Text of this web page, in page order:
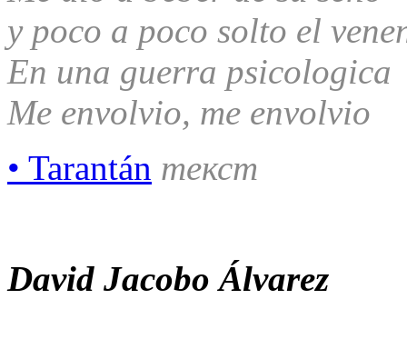
y poco a poco solto el
En una guerra psicologica
Me envolvio, me envolvio
• Tarantán текст
David Jacobo Álvarez